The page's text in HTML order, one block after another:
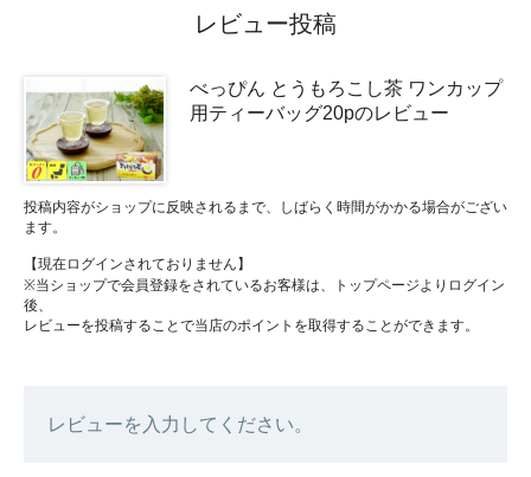
レビュー投稿
べっぴん とうもろこし茶 ワンカップ
用ティーバッグ20pのレビュー
投稿内容がショップに反映されるまで、しばらく時間がかかる場合がござい
ます。
【現在ログインされておりません】
※当ショップで会員登録をされているお客様は、トップページよりログイン
後、
レビューを投稿することで当店のポイントを取得することができます。
レビューを入力してください。